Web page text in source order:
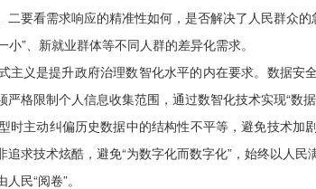
要看需求响应的精准性如何，是否解决了人民群众的
小”、新就业群体等不同人群的差异化需求。
主义是提升政府治理数智化水平的内在要求。数据安
格限制个人信息收集范围，通过数智化技术实现“数
时主动纠偏历史数据中的结构性不平等，避免技术加
求技术炫酷，避免“为数字化而数字化”，始终以人
民“阅卷”。